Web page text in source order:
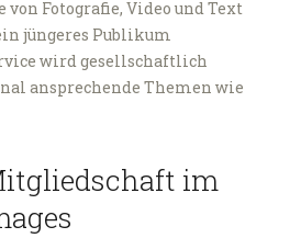
Fotografie, Video und Text
jüngeres Publikum
wird gesellschaftlich
ansprechende Themen wie
im